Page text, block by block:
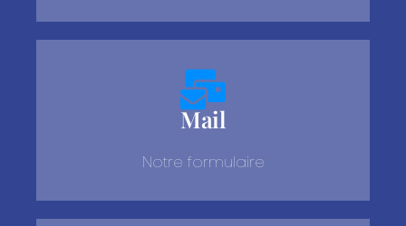
Mail
Notre formulaire